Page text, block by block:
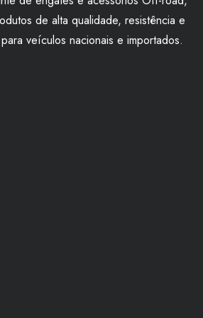
de alta qualidade, resistência e
veículos nacionais e importados.